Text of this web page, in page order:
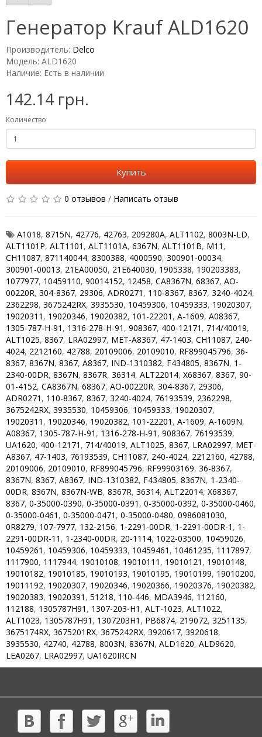
Генератор Krauf ALD1620
Производитель: Delco
Модель: ALD1620
Наличие: Есть в наличии
142.14 грн.
Количество
Купить
0 отзывов / Написать отзыв
A1018, 8715N, 42776, 42763, 209280A, ALT1102, 8003N-LD,
ALT1101P, ALT1101 , ALT1101A, 6367N, ALT1101B, M11 ,
CH11087, 871140044, 8300388, 4000590, 300901-00034,
300901-00013, 21EA00050, 21E640030, 1905338, 190203383,
1077977, 10459110, 90014152, 12458, CA8367N, 68367, AO-
00220R, 304-8367, 29306, ADR0271 , 110-8367, 8367, 3240-4024,
2362298, 3675242RX, 3935530, 10459306, 10459333, 19020307,
19020311 , 19020346, 19020382, 101-22201 , A-1609, A08367,
1305-787-H-91 , 1316-278-H-91 , 908367, 400-12171 , 714/40019,
ALT1025, 8367, LRA02997, MET-A8367, 47-1403, CH11087, 240-
4024, 2212160, 42788, 20109006, 20109010, RF899045796, 36-
8367, 8367N, 8367, A8367, IND-1310382, F434805, 8367N, 1-
2340-00DR, 8367N, 8367R, 36314, ALT22014, X68367, 8367, 90-
01-4152, CA8367N, 68367, AO-00220R, 304-8367, 29306,
ADR0271 , 110-8367, 8367, 3240-4024, 76193539, 2362298,
3675242RX, 3935530, 10459306, 10459333, 19020307,
19020311 , 19020346, 19020382, 101-22201 , A-1609, A-1609N,
A08367, 1305-787-H-91 , 1316-278-H-91 , 908367, 76193539,
UA1620, 400-12171 , 714/40019, ALT1025, 8367, LRA02997, MET-
A8367, 47-1403, 76193539, CH11087, 240-4024, 2212160, 42788,
20109006, 20109010, RF899045796, RF99903169, 36-8367,
8367N, 8367, A8367, IND-1310382, F434805, 8367N, 1-2340-
00DR, 8367N, 8367N-WB, 8367R, 36314, ALT22014, X68367,
8367, 0-35000-0390, 0-35000-0391 , 0-35000-0392, 0-35000-0460,
0-35000-0461 , 0-35000-0471 , 0-35000-0480, 0986081030,
0R8279, 107-7977, 132-2156, 1-2291-00DR, 1-2291-00DR-1 , 1-
2291-00DR-11 , 1-2340-00DR, 20-1114, 1022-03500, 10459026,
10459261 , 10459306, 10459333, 10459461 , 10461235, 1117897,
1117900, 1117944, 19010108, 19010111 , 19010121 , 19010148,
19010182, 19010185, 19010193, 19010195, 19010199, 19010200,
19011192, 19020307, 19020346, 19020366, 19020376, 19020382,
19020383, 19020391 , 51218, 110-446, MDA3946, 112160,
112188, 1305787H91 , 1307-203-H1 , ALT-1023, ALT1022,
ALT1023, 1305787H91 , 1307203H1 , PB6874, 219072, 3251135,
3675174RX, 3675201RX, 3675242RX, 3920617, 3920618,
3935530, 42740, 42788, 8003N, 8367N, ALD1620, ALD9620,
LEA0267, LRA02997, UA1620IRCN